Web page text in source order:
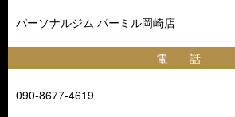
パーソナルジム パーミル岡崎店
電 話
090-8677-4619